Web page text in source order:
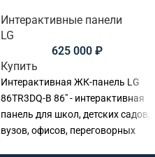
Интерактивные панели
LG
625 000 ₽
Купить
Интерактивная ЖК-панель LG
86TR3DQ-B 86" - интерактивная
панель для школ, детских садов,
вузов, офисов, переговорных